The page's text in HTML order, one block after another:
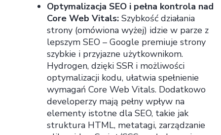
Optymalizacja SEO i pełna kontrola nad
Core Web Vitals: Szybkość działania
strony (omówiona wyżej) idzie w parze z
lepszym SEO – Google premiuje strony
szybkie i przyjazne użytkownikom.
Hydrogen, dzięki SSR i możliwości
optymalizacji kodu, ułatwia spełnienie
wymagań Core Web Vitals. Dodatkowo
developerzy mają pełny wpływ na
elementy istotne dla SEO, takie jak
struktura HTML, metatagi, zarządzanie